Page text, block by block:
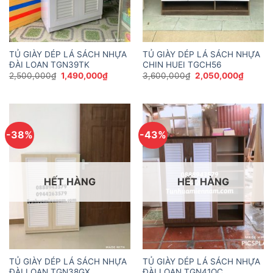
TỦ GIÀY DÉP LÁ SÁCH NHỰA
ĐÀI LOAN TGN39TK
2,500,000₫ Giá
gốc
1,490,000₫Giá
hiện
1,490,000₫.
TỦ GIÀY DÉP LÁ SÁCH NHỰA
CHIN HUEI TGCH56
3,600,000₫ Giá
gốc
2,050,000₫Giá
hiện
-38%
HẾT HÀNG
TỦ GIÀY DÉP LÁ SÁCH NHỰA
-43%
HẾT HÀNG
TỦ GIÀY DÉP LÁ SÁCH NHỰA